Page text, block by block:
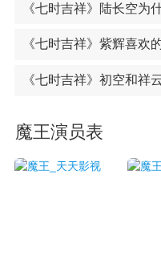
《七时吉祥》陆长空为
《七时吉祥》紫辉喜欢
《七时吉祥》初空和祥
魔王演员表